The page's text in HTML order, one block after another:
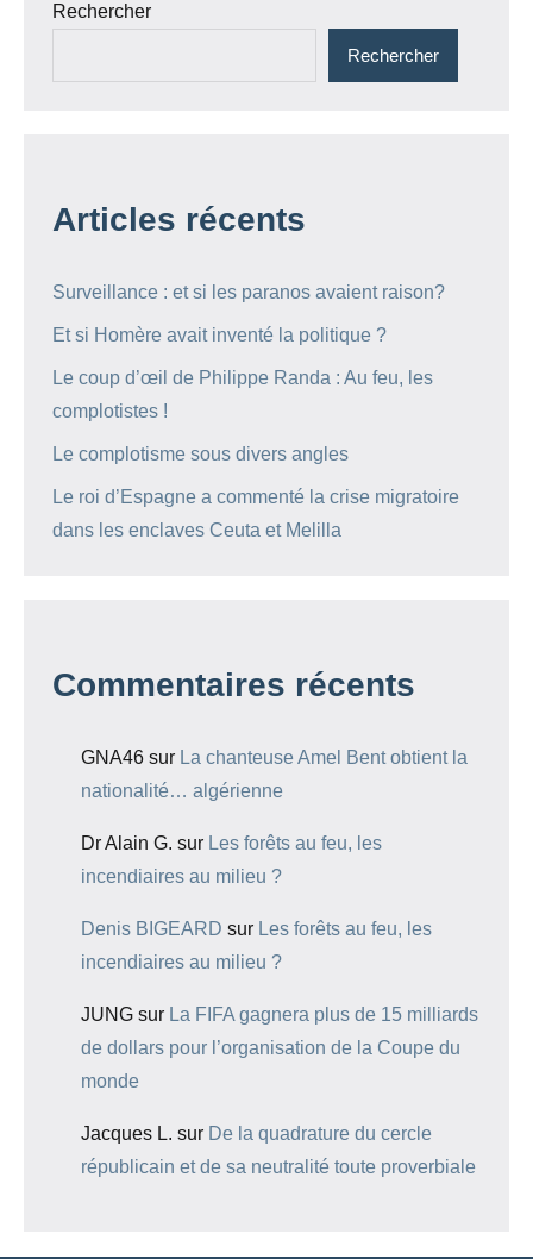
Rechercher
Rechercher
Articles récents
Surveillance : et si les paranos avaient raison?
Et si Homère avait inventé la politique ?
Le coup d’œil de Philippe Randa : Au feu, les
complotistes !
Le complotisme sous divers angles
Le roi d’Espagne a commenté la crise migratoire
dans les enclaves Ceuta et Melilla
Commentaires récents
GNA46 sur La chanteuse Amel Bent obtient la
nationalité… algérienne
Dr Alain G. sur Les forêts au feu, les
incendiaires au milieu ?
Denis BIGEARD sur Les forêts au feu, les
incendiaires au milieu ?
JUNG sur La FIFA gagnera plus de 15 milliards
de dollars pour l’organisation de la Coupe du
monde
Jacques L. sur De la quadrature du cercle
républicain et de sa neutralité toute proverbiale